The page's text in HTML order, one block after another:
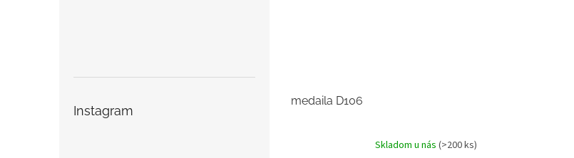
Instagram
medaila D106
Skladom u nás (>200 ks)